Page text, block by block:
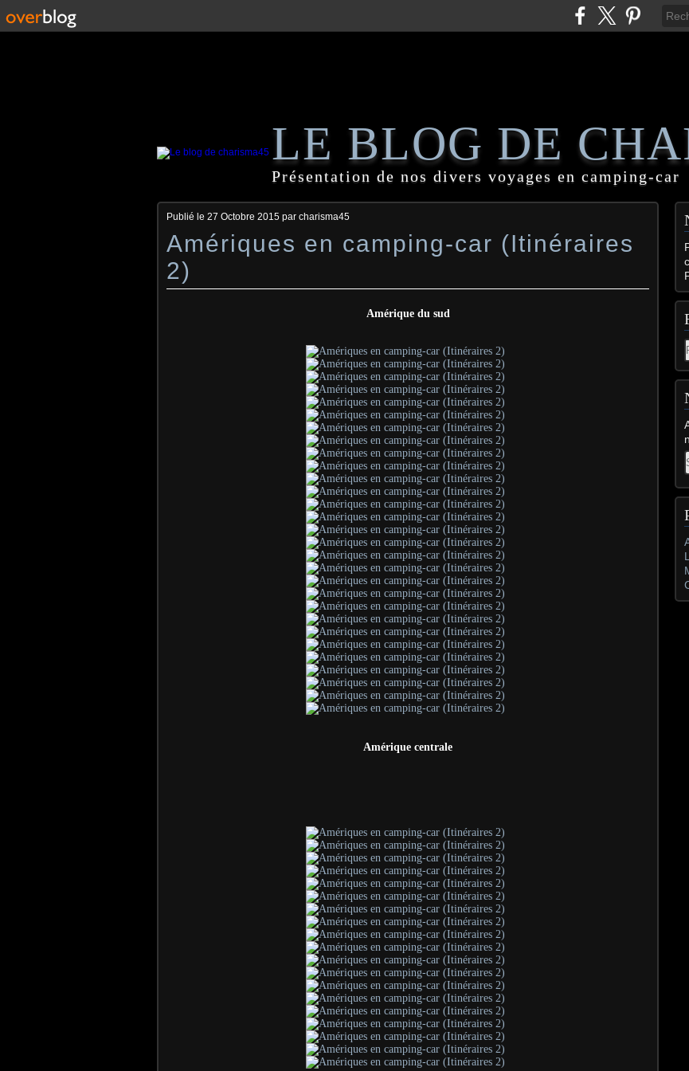
LE BLOG DE
Présentation de nos divers voyages en camping-car
Publié le 27 Octobre 2015 par charisma45
Amériques en camping-car (Itinéraires
2)
Amérique du sud
Amérique centrale